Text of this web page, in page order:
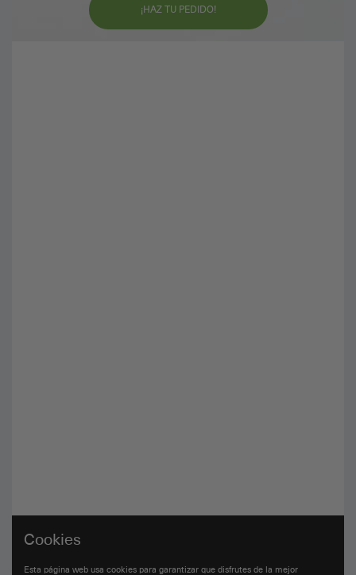
¡HAZ TU PEDIDO!
Cookies
Esta página web usa cookies para garantizar que disfrutes de la mejor